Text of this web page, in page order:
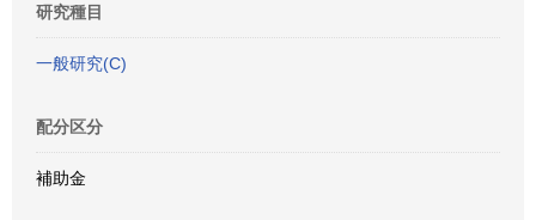
研究種目
一般研究(C)
配分区分
補助金